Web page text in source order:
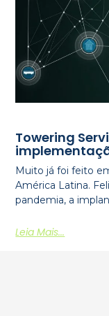
Towering
Muito já foi feito
América Latina.
pandemia, a
Leia Mais...